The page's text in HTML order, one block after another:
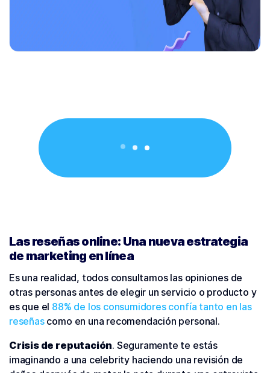
Las reseñas online: Una nueva estrategia
de marketing en línea
Es una realidad, todos consultamos las opiniones de
otras personas antes de elegir un servicio o producto y
es que el 88% de los consumidores confía tanto en las
reseñascomo en una recomendación personal.
Crisis de reputación. Seguramente te estás
imaginando a una celebrity haciendo una revisión de